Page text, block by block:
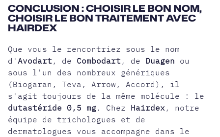
CONCLUSION : CHOISIR LE BON NOM,
CHOISIR LE BON TRAITEMENT AVEC
HAIRDEX
Que vous le rencontriez sous le nom
d'Avodart , de Combodart , de Duagen ou
sous l'un des nombreux génériques
(Biogaran, Teva, Arrow, Accord), il
s'agit toujours de la même molécule : le
dutastéride 0,5 mg . Chez Hairdex , notre
équipe de trichologues et de
dermatologues vous accompagne dans le